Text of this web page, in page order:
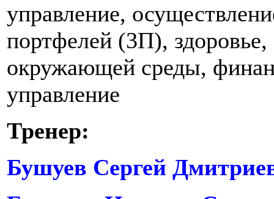
управление,
портфелей (3П), здоровье,
окружающей среды,
управление
Тренер:
Бушуев Сергей